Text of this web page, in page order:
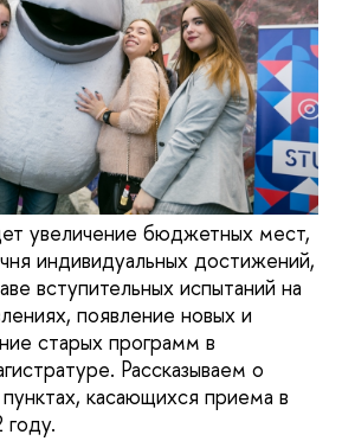
увеличение бюджетных мест,
индивидуальных достижений,
вступительных испытаний на
появление новых и
старых программ в
Рассказываем о
касающихся приема в